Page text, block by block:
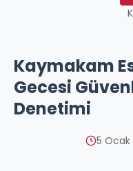
Kaymakam
Gecesi
Denetimi
5 Ocak